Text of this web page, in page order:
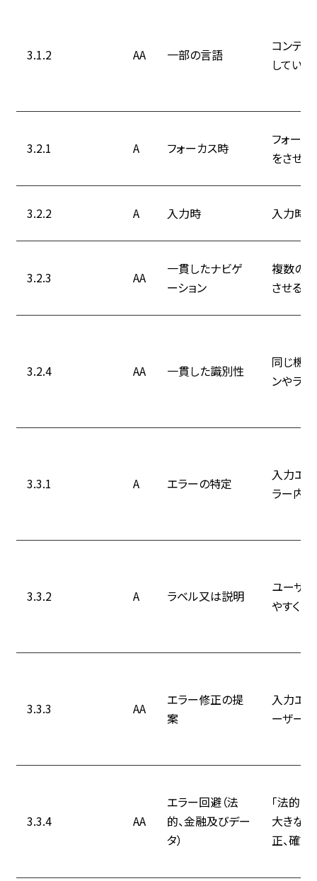
3.1.2 AA 一部の言語
コンテ
してい
3.2.1 A フォーカス時
フォー
をさせな
3.2.2 A 入力時 入力時
3.2.3 AA
一貫したナビゲ
ーション
複数の
させる。
3.2.4 AA 一貫した識別性
同じ機能
ンやラベ
3.3.1 A エラーの特定
入力エ
ラー内
3.3.2 A ラベル又は説明
ユーザー
やすく説
3.3.3 AA
エラー修正の提
案
入力エ
ーザーに
3.3.4 AA
エラー回避（法
的、金融及びデー
タ）
「法的な
大きな
正、確認